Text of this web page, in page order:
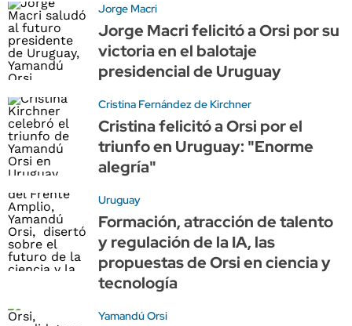
Jorge Macri
Jorge Macri felicitó a Orsi por su
victoria en el balotaje
presidencial de Uruguay
Cristina Fernández de Kirchner
Cristina felicitó a Orsi por el
triunfo en Uruguay: "Enorme
alegría"
Uruguay
Formación, atracción de talento
y regulación de la IA, las
propuestas de Orsi en ciencia y
tecnología
Yamandú Orsi